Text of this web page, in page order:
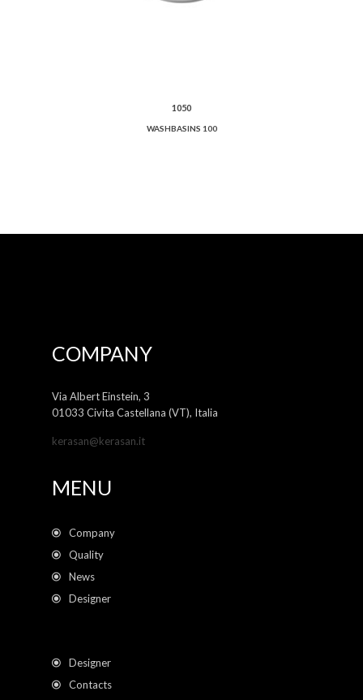
1050
WASHBASINS 100
COMPANY
Via Albert Einstein, 3
01033 Civita Castellana (VT), Italia
kerasan@kerasan.it
MENU
Company
Quality
News
Designer
Designer
Contacts